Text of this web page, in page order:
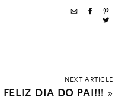
NEXT ARTICLE
FELIZ DIA DO PAI!!! »